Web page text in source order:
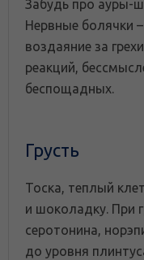
Забудь про ауры-
Нервные болячки
воздаяние за
реакций,
беспощадных.
Грусть
Тоска, теплый
и шоколадку. При
серотонина,
до уровня